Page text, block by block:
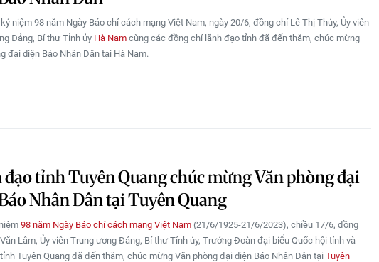
niệm 98 năm Ngày Báo chí cách mạng Việt Nam, ngày 20/6, đồng chí Lê Thị Thủy, Ủy viên
Đảng, Bí thư Tỉnh ủy Hà Nam cùng các đồng chí lãnh đạo tỉnh đã đến thăm, chúc mừng
đại diện Báo Nhân Dân tại Hà Nam.
tỉnh Tuyên Quang chúc mừng Văn phòng đại
Nhân Dân tại Tuyên Quang
98 năm Ngày Báo chí cách mạng Việt Nam (21/6/1925-21/6/2023), chiều 17/6, đồng
Lâm, Ủy viên Trung ương Đảng, Bí thư Tỉnh ủy, Trưởng Đoàn đại biểu Quốc hội tỉnh và
Tuyên Quang đã đến thăm, chúc mừng Văn phòng đại diện Báo Nhân Dân tại Tuyên